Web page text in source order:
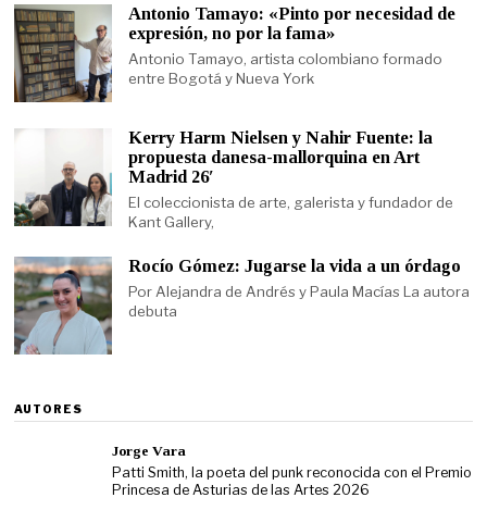
Antonio Tamayo: «Pinto por necesidad de
expresión, no por la fama»
Antonio Tamayo, artista colombiano formado
entre Bogotá y Nueva York
Kerry Harm Nielsen y Nahir Fuente: la
propuesta danesa-mallorquina en Art
Madrid 26′
El coleccionista de arte, galerista y fundador de
Kant Gallery,
Rocío Gómez: Jugarse la vida a un órdago
Por Alejandra de Andrés y Paula Macías La autora
debuta
AUTORES
Jorge Vara
Patti Smith, la poeta del punk reconocida con el Premio
Princesa de Asturias de las Artes 2026